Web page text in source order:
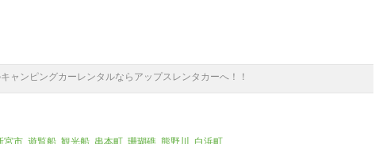
ャンピングカーレンタルならアップスレンタカーへ！！
宮市, 遊覧船, 観光船, 串本町, 珊瑚礁, 熊野川 , 白浜町